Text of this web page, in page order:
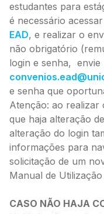
estudantes para
é necessário
EAD, e realizar o
não obrigatório
login e senha, envie
e senha que
Atenção: ao realizar
que haja alteração
alteração do login
informações para
solicitação de um
Manual de
CASO NÃO HAJA